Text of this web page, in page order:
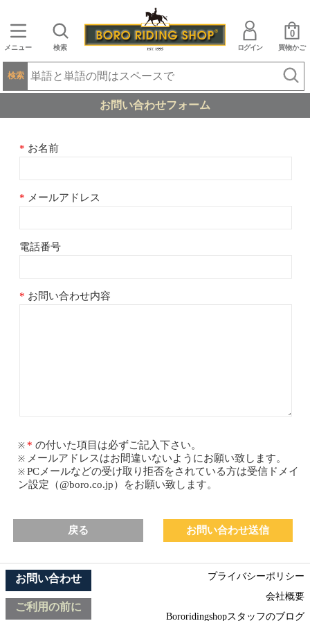
メニュー 検索 ログイン 買物かご
0
検索
お問い合わせフォーム
お名前
メールアドレス
電話番号
お問い合わせ内容
の付いた項目は必ずご記入下さい。
メールアドレスはお間違いないようにお願い致します。
PCメールなどの受け取り拒否をされている方は受信ドメイ
ン設定（@boro.co.jp）をお願い致します。
戻る
お問い合わせ
ご利用の前に
プライバシーポリシー
会社概要
Bororidingshopスタッフのブログ